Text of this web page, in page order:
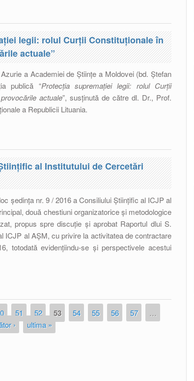
legii: rolul Curţii Constituţionale în
actuale”
a Academiei de Științe a Moldovei (bd. Ștefan
publică “Protecţia supremaţiei legii: rolul Curţii
actuale”, susținută de către dl. Dr., Prof.
a Republicii Lituania.
al Institutului de Cercetări
ședinţa nr. 9 / 2016 a Consiliului Ştiinţific al ICJP al
două chestiuni organizatorice și metodologice
propus spre discuție și aprobat Raportul dlui S.
ICJP al AȘM, cu privire la activitatea de contractare
totodată evidențiindu-se și perspectivele acestui
51 52 53 54 55 56 57
…
›
ultima »